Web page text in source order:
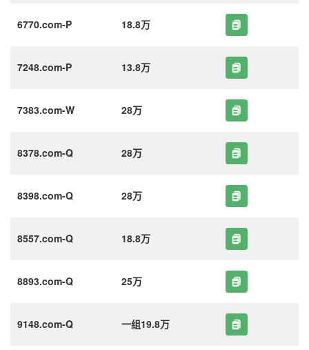
6770.com-P 18.8万
7248.com-P 13.8万
7383.com-W 28万
8378.com-Q 28万
8398.com-Q 28万
8557.com-Q 18.8万
8893.com-Q 25万
9148.com-Q 一组19.8万